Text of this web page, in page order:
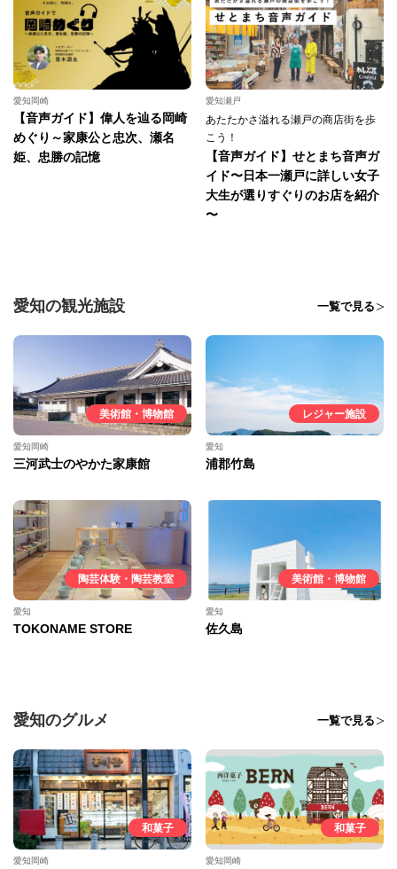
愛知岡崎
【音声ガイド】偉人を辿る岡崎
めぐり～家康公と忠次、瀬名
姫、忠勝の記憶
愛知瀬戸
あたたかさ溢れる瀬戸の商店街を歩
こう！
【音声ガイド】せとまち音声ガ
イド〜日本一瀬戸に詳しい女子
大生が選りすぐりのお店を紹介
〜
愛知の観光施設 一覧で見る
美術館・博物館
愛知岡崎
三河武士のやかた家康館
レジャー施設
愛知
浦郡竹島
陶芸体験・陶芸教室
愛知
TOKONAME STORE
美術館・博物館
愛知
佐久島
愛知のグルメ 一覧で見る
和菓子
愛知岡崎
和菓子
愛知岡崎